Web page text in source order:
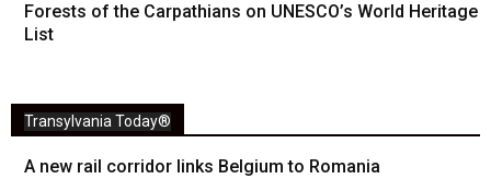
Forests of the Carpathians on UNESCO’s World Heritage
List
Transylvania Today®
A new rail corridor links Belgium to Romania